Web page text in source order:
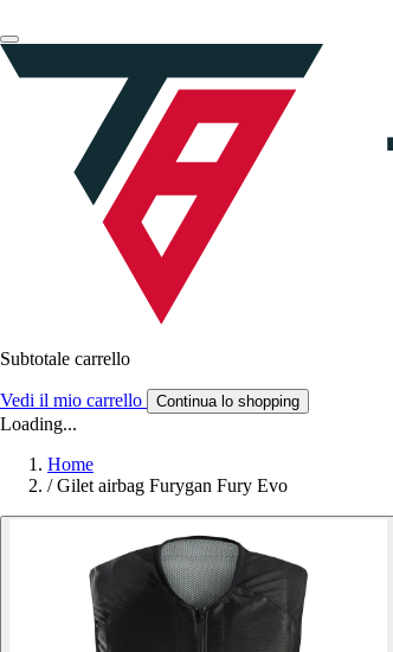
Subtotale carrello
Vedi il mio carrello Continua lo shopping
Loading...
Home
/ Gilet airbag Furygan Fury Evo